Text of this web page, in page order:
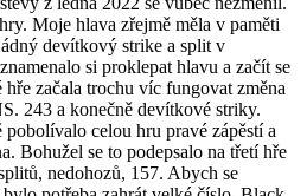
Moje hlava zřejmě měla v paměti
devítkový strike a split v
si proklepat hlavu a začít se
začala trochu víc fungovat změna
243 a konečně devítkové striky.
celou hru pravé zápěstí a
Bohužel se to podepsalo na třetí hře
nedohozů, 157. Abych se